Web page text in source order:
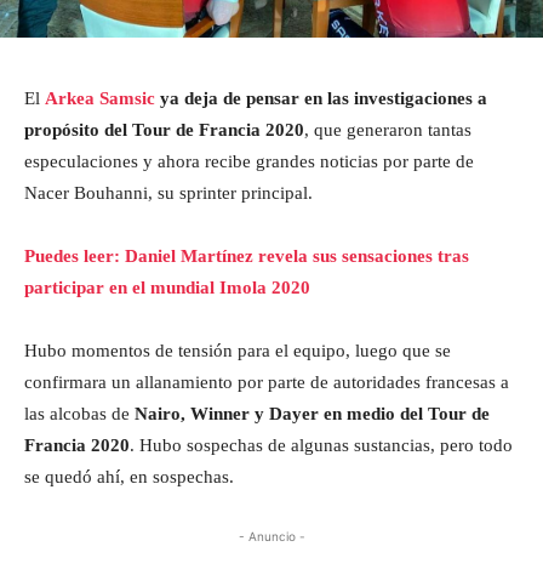
El Arkea Samsic ya deja de pensar en las investigaciones a
propósito del Tour de Francia 2020, que generaron tantas
especulaciones y ahora recibe grandes noticias por parte de
Nacer Bouhanni, su sprinter principal.
Puedes leer: Daniel Martínez revela sus sensaciones tras
participar en el mundial Imola 2020
Hubo momentos de tensión para el equipo, luego que se
confirmara un allanamiento por parte de autoridades francesas a
las alcobas de Nairo, Winner y Dayer en medio del Tour de
Francia 2020. Hubo sospechas de algunas sustancias, pero todo
se quedó ahí, en sospechas.
- Anuncio -